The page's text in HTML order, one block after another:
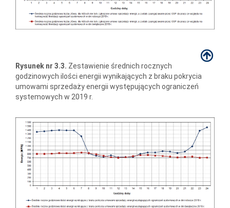
Rysunek nr 3.3. Zestawienie średnich rocznych
godzinowych ilości energii wynikających z braku pokrycia
umowami sprzedaży energii występujących ograniczeń
systemowych w 2019 r.